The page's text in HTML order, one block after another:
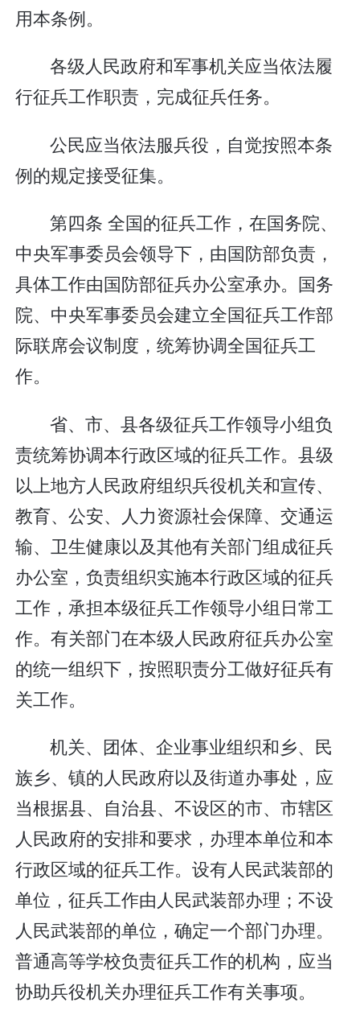
用本条例。
各级人民政府和军事机关应当依法履
行征兵工作职责，完成征兵任务。
公民应当依法服兵役，自觉按照本条
例的规定接受征集。
第四条 全国的征兵工作，在国务院、
中央军事委员会领导下，由国防部负责，
具体工作由国防部征兵办公室承办。国务
院、中央军事委员会建立全国征兵工作部
际联席会议制度，统筹协调全国征兵工
作。
省、市、县各级征兵工作领导小组负
责统筹协调本行政区域的征兵工作。县级
以上地方人民政府组织兵役机关和宣传、
教育、公安、人力资源社会保障、交通运
输、卫生健康以及其他有关部门组成征兵
办公室，负责组织实施本行政区域的征兵
工作，承担本级征兵工作领导小组日常工
作。有关部门在本级人民政府征兵办公室
的统一组织下，按照职责分工做好征兵有
关工作。
机关、团体、企业事业组织和乡、民
族乡、镇的人民政府以及街道办事处，应
当根据县、自治县、不设区的市、市辖区
人民政府的安排和要求，办理本单位和本
行政区域的征兵工作。设有人民武装部的
单位，征兵工作由人民武装部办理；不设
人民武装部的单位，确定一个部门办理。
普通高等学校负责征兵工作的机构，应当
协助兵役机关办理征兵工作有关事项。